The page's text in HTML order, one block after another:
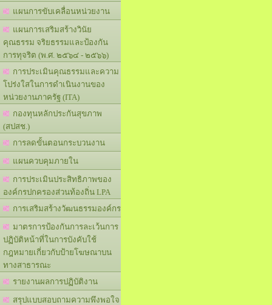
แผนการขับเคลื่อนหน่วยงาน
แผนการเสริมสร้างวินัย
คุณธรรม จริยธรรมและป้องกัน
การทุจริต (พ.ศ. ๒๕๖๔ - ๒๕๖๖)
การประเมินคุณธรรมและความ
โปร่งใสในการดำเนินงานของ
หน่วยงานภาครัฐ (ITA)
กองทุนหลักประกันสุขภาพ
(สปสช.)
การลดขั้นตอนกระบวนงาน
แผนควบคุมภายใน
การประเมินประสิทธิภาพของ
องค์กรปกครองส่วนท้องถิ่น LPA
การเสริมสร้างวัฒนธรรมองค์กร
มาตรการป้องกันการละเว้นการ
ปฏิบัติหน้าที่ในการบังคับใช้
กฎหมายเกี่ยวกับป้ายโฆษณาบน
ทางสาธารณะ
รายงานผลการปฏิบัติงาน
สรุปแบบสอบถามความพึงพอใจ